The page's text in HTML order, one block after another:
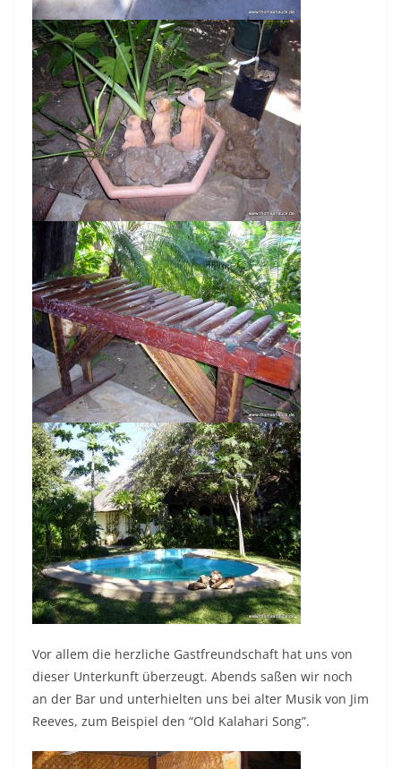
Vor allem die herzliche Gastfreundschaft hat uns von
dieser Unterkunft überzeugt. Abends saßen wir noch
an der Bar und unterhielten uns bei alter Musik von Jim
Reeves, zum Beispiel den “Old Kalahari Song”.